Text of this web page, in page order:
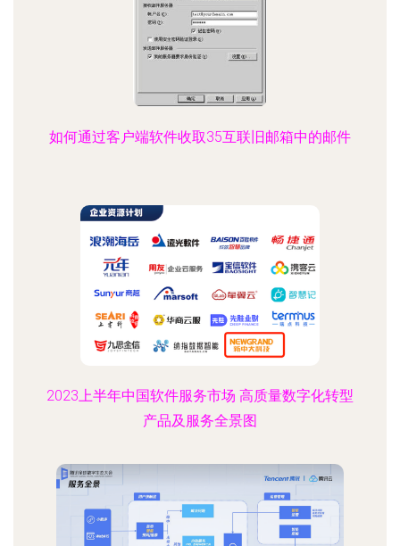
如何通过客户端软件收取35互联旧邮箱中的邮件
2023上半年中国软件服务市场 高质量数字化转型
产品及服务全景图